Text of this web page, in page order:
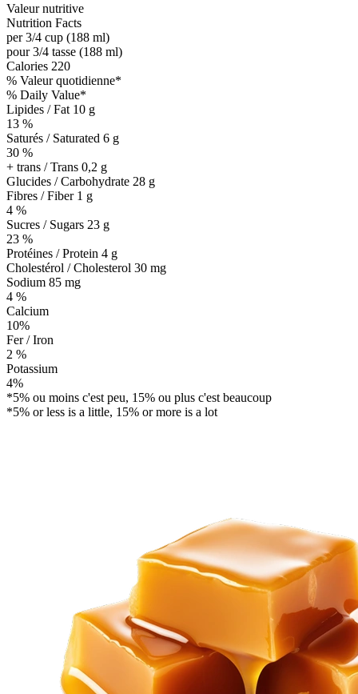
Valeur nutritive
Nutrition Facts
per 3/4 cup (188 ml)
pour 3/4 tasse (188 ml)
Calories 220
% Valeur quotidienne*
% Daily Value*
Lipides / Fat 10 g
13 %
Saturés / Saturated 6 g
30 %
+ trans / Trans 0,2 g
Glucides / Carbohydrate 28 g
Fibres / Fiber 1 g
4 %
Sucres / Sugars 23 g
23 %
Protéines / Protein 4 g
Cholestérol / Cholesterol 30 mg
Sodium 85 mg
4 %
Calcium
10%
Fer / Iron
2 %
Potassium
4%
*5% ou moins c'est peu, 15% ou plus c'est beaucoup
*5% or less is a little, 15% or more is a lot